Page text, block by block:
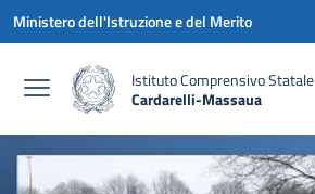
Vai ai contenuti
Vai al menu di navigazione
Vai al footer
Ministero dell'Istruzione e del Merito
Istituto Comprensivo Statale
Cardarelli-Massaua